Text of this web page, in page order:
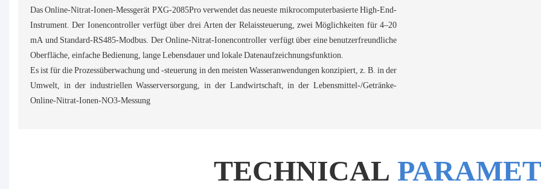
Das Online-Nitrat-Ionen-Messgerät PXG-2085Pro verwendet das neueste mikrocomputerbasierte High-End-
Instrument. Der Ionencontroller verfügt über drei Arten der Relaissteuerung, zwei Möglichkeiten für 4–20
mA und Standard-RS485-Modbus. Der Online-Nitrat-Ionencontroller verfügt über eine benutzerfreundliche
Oberfläche, einfache Bedienung, lange Lebensdauer und lokale Datenaufzeichnungsfunktion.
Es ist für die Prozessüberwachung und -steuerung in den meisten Wasseranwendungen konzipiert, z. B. in der
Umwelt, in der industriellen Wasserversorgung, in der Landwirtschaft, in der Lebensmittel-/Getränke-
Online-Nitrat-Ionen-NO3-Messung
TECHNICAL